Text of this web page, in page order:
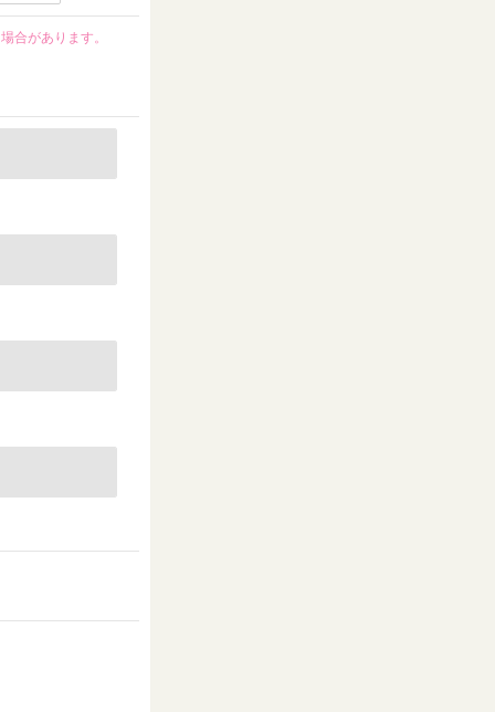
合があります。